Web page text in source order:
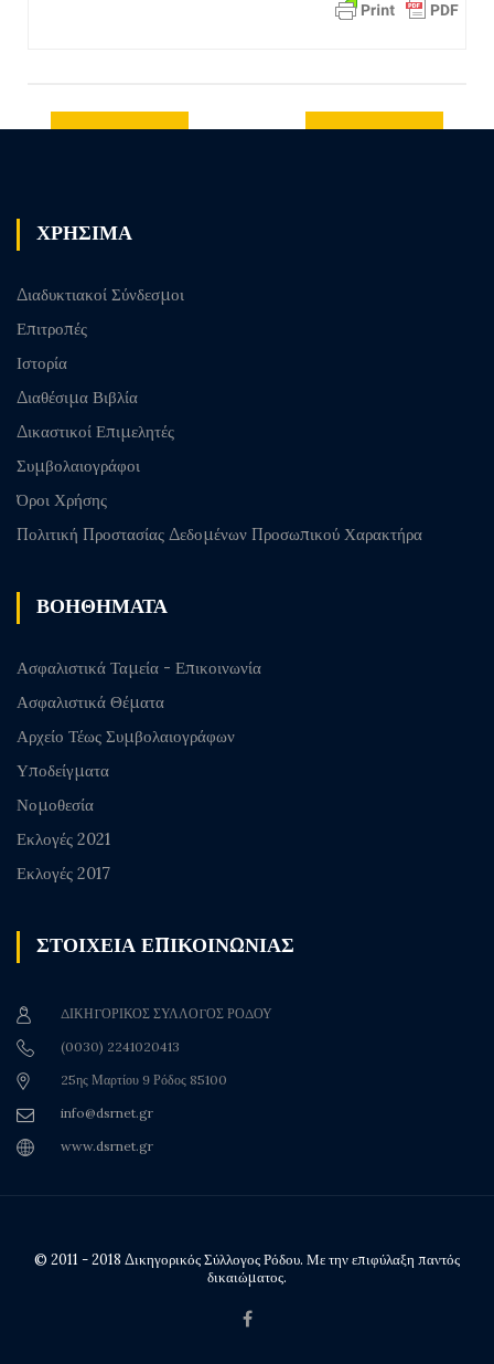
ΧΡΗΣΙΜΑ
Διαδυκτιακοί Σύνδεσμοι
Επιτροπές
Ιστορία
Διαθέσιμα Βιβλία
Δικαστικοί Επιμελητές
Συμβολαιογράφοι
Όροι Χρήσης
Πολιτική Προστασίας Δεδομένων Προσωπικού Χαρακτήρα
ΒΟΗΘΗΜΑΤΑ
Ασφαλιστικά Ταμεία - Επικοινωνία
Ασφαλιστικά Θέματα
Αρχείο Τέως Συμβολαιογράφων
Υποδείγματα
Νομοθεσία
Εκλογές 2021
Εκλογές 2017
ΣΤΟΙΧΕΙΑ ΕΠΙΚΟΙΝΩΝΙΑΣ
ΔΙΚΗΓΟΡΙΚΟΣ ΣΥΛΛΟΓΟΣ ΡΟΔΟΥ
(0030) 2241020413
25ης Μαρτίου 9 Ρόδος 85100
info@dsrnet.gr
www.dsrnet.gr
© 2011 - 2018 Δικηγορικός Σύλλογος Ρόδου. Με την επιφύλαξη παντός
δικαιώματος.